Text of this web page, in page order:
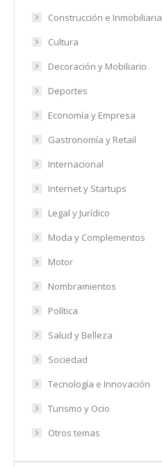
Construcción e Inmobiliaria
Cultura
Decoración y Mobiliario
Deportes
Economía y Empresa
Gastronomía y Retail
Internacional
Internet y Startups
Legal y Jurídico
Moda y Complementos
Motor
Nombramientos
Política
Salud y Belleza
Sociedad
Tecnología e Innovación
Turismo y Ocio
Otros temas